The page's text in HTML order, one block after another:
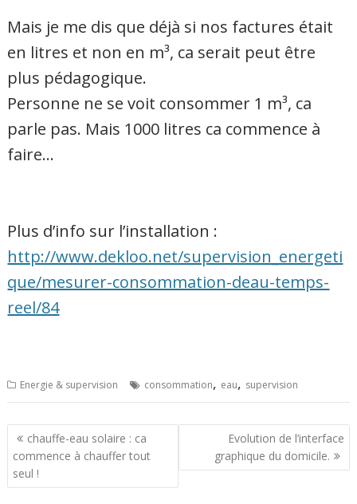
Mais je me dis que déjà si nos factures était
en litres et non en m³, ca serait peut être
plus pédagogique.
Personne ne se voit consommer 1 m³, ca
parle pas. Mais 1000 litres ca commence à
faire…
Plus d’info sur l’installation :
http://www.dekloo.net/supervision_energeti
que/mesurer-consommation-deau-temps-
reel/84
Energie & supervision consommation, eau, supervision
Navigation
de
l’article
chauffe-eau solaire : ca
commence à chauffer tout
seul !
Evolution de l’interface
graphique du domicile.